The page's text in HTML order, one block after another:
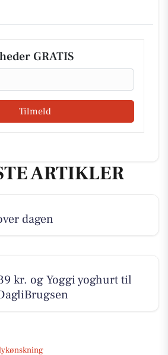
GRATIS
Tilmeld
ARTIKLER
dagen
kr. og Yoggi yoghurt til